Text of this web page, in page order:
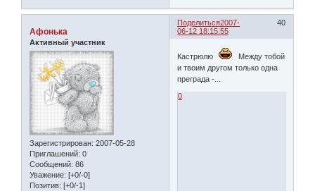
Поделиться 40
2007-
06-12 18:15:55
Афонька
Активный участник
Зарегистрирован: 2007-05-28
Приглашений: 0
Сообщений: 86
Уважение: [+0/-0]
Позитив: [+0/-1]
Кастрюлю
Между тобой
и твоим другом только одна
преграда -...
0